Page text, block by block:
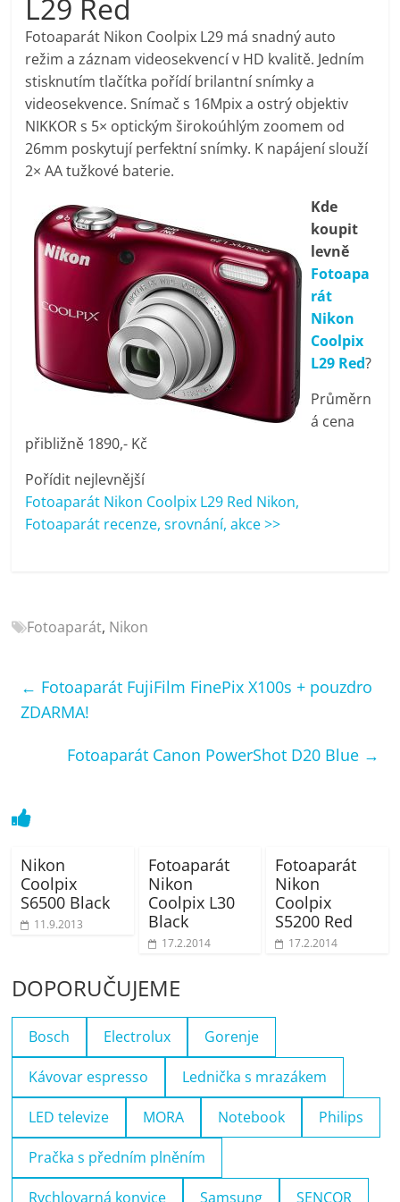
pračky,
televize,
notebooky,
mobilní
telefony,
kávovary,
bazény
Nejlepší
elektronika
Elektro
OK,
recenze,
pračky,
televize,
bazény
L29 Red
Fotoaparát Nikon Coolpix L29 má snadný auto
režim a záznam videosekvencí v HD kvalitě. Jedním
stisknutím tlačítka pořídí brilantní snímky a
videosekvence. Snímač s 16Mpix a ostrý objektiv
NIKKOR s 5× optickým širokoúhlým zoomem od
26mm poskytují perfektní snímky. K napájení slouží
2× AA tužkové baterie.
Kde
koupit
levně
Fotoapa
rát
Nikon
Coolpix
L29 Red?
Průměrn
á cena
přibližně 1890,- Kč
Pořídit nejlevnější
Fotoaparát Nikon Coolpix L29 Red Nikon,
Fotoaparát recenze, srovnání, akce >>
Fotoaparát, Nikon
← Fotoaparát FujiFilm FinePix X100s + pouzdro
ZDARMA!
Fotoaparát Canon PowerShot D20 Blue →
Nikon
Coolpix
S6500 Black
11.9.2013
Fotoaparát
Nikon
Coolpix L30
Black
17.2.2014
Fotoaparát
Nikon
Coolpix
S5200 Red
17.2.2014
DOPORUČUJEME
Bosch Electrolux Gorenje
Kávovar espresso Lednička s mrazákem
LED televize MORA Notebook Philips
Pračka s předním plněním
Rychlovarná konvice Samsung SENCOR